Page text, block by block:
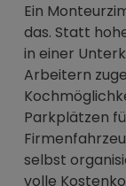
Ein
das. Statt
in einer
Arbeitern
Parkplätzen
selbst
volle